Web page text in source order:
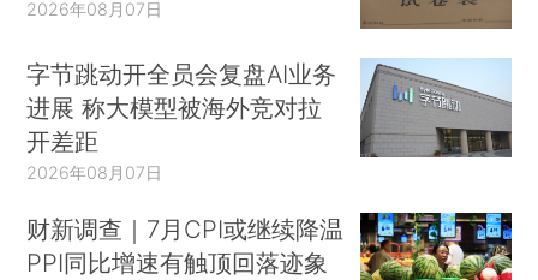
2026年08月07日
字节跳动开全员会复盘AI业务
进展 称大模型被海外竞对拉
开差距
2026年08月07日
财新调查｜7月CPI或继续降温
PPI同比增速有触顶回落迹象